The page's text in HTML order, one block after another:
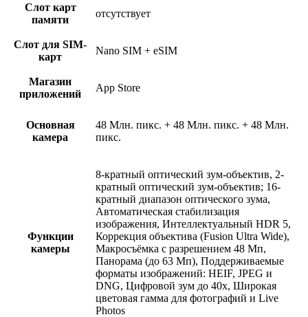
Слот карт
памяти
отсутствует
Слот для SIM-
карт
Nano SIM + eSIM
Магазин
приложений
App Store
Основная
камера
48 Млн. пикс. + 48 Млн. пикс. + 48 Млн.
пикс.
Функции
камеры
8-кратный оптический зум-объектив, 2-
кратный оптический зум-объектив; 16-
кратный диапазон оптического зума,
Автоматическая стабилизация
изображения, Интеллектуальный HDR 5,
Коррекция объектива (Fusion Ultra Wide),
Макросъёмка с разрешением 48 Мп,
Панорама (до 63 Мп), Поддерживаемые
форматы изображений: HEIF, JPEG и
DNG, Цифровой зум до 40x, Широкая
цветовая гамма для фотографий и Live
Photos